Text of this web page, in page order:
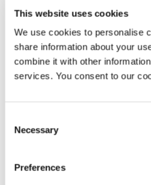
This website uses cookies
We use cookies to personalise
share information about your
combine it with other
services. You consent to our
Selection
Necessary
Preferences
scientifique
Optronique et
Sciences du Vivant
Ressourcesarrow
Support &